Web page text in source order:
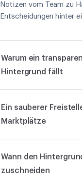
Notizen vom Team zu
Entscheidungen hinter
Warum ein
Hintergrund fällt
Ein sauberer
Marktplätze
Wann den
zuschneiden